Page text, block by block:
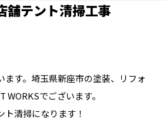
舗テント清掃工事
ます。埼玉県新座市の塗装、リフォ
でございます。
清掃になります！